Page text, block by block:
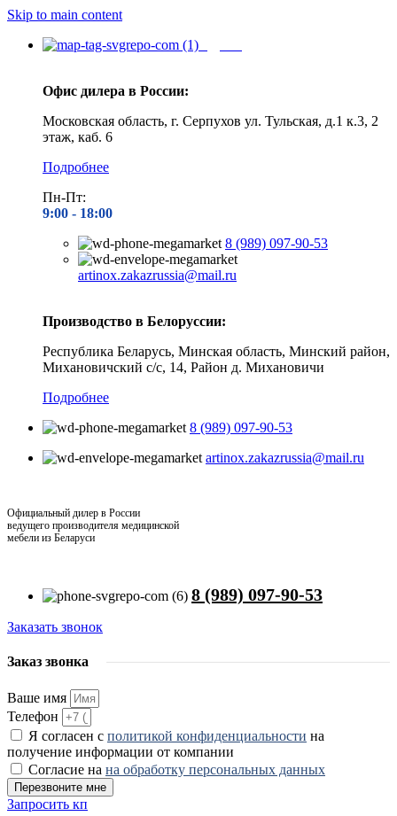
Skip to main content
Офис дилера в России:
Московская область, г. Серпухов ул. Тульская, д.1 к.3, 2
этаж, каб. 6
Подробнее
Пн-Пт:
9:00 - 18:00
8 (989) 097-90-53
artinox.zakazrussia@mail.ru
Производство в Белоруссии:
Республика Беларусь, Минская область, Минский район,
Михановичский с/с, 14, Район д. Михановичи
Подробнее
8 (989) 097-90-53
artinox.zakazrussia@mail.ru
Официальный дилер в России
ведущего производителя медицинской
мебели из Беларуси
8 (989) 097-90-53
Заказать звонок
Заказ звонка
Ваше имя
Телефон
Я согласен с политикой конфиденциальности на
получение информации от компании
Согласие на на обработку персональных данных
Перезвоните мне
Запросить кп